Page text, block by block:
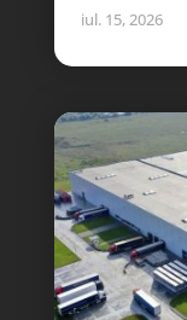
iul. 15, 2026